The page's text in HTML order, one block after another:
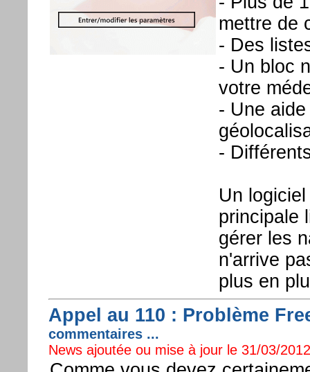
mettre de
- Des
- Un bloc
votre
- Une
-
Un
principale
gérer les
n'arrive
plus en
Appel au 110 : Problème
commentaires ...
News ajoutée ou mise à jour le 31/03/